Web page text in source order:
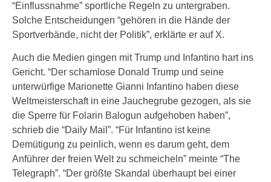
“Einflussnahme” sportliche Regeln zu untergraben.
Solche Entscheidungen “gehören in die Hände der
Sportverbände, nicht der Politik”, erklärte er auf X.
Auch die Medien gingen mit Trump und Infantino hart ins
Gericht. “Der schamlose Donald Trump und seine
unterwürfige Marionette Gianni Infantino haben diese
Weltmeisterschaft in eine Jauchegrube gezogen, als sie
die Sperre für Folarin Balogun aufgehoben haben”,
schrieb die “Daily Mail”. “Für Infantino ist keine
Demütigung zu peinlich, wenn es darum geht, dem
Anführer der freien Welt zu schmeicheln” meinte “The
Telegraph”. “Der größte Skandal überhaupt bei einer